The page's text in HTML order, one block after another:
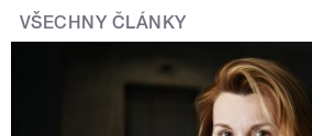
VŠECHNY ČLÁNKY